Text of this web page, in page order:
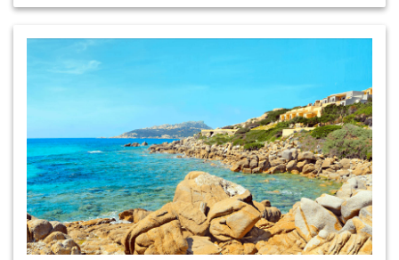
piacevole passeggiata con scorci panoramici
disposizione dei suoi ospiti ben quattro i ristoranti, tutti
con show-cooking. Il Gallura, il ristorante Spargi e le
Terrazze, che oltre ad un ottimo servizio di ristorazione
con buffet estremamente ricchi e vari (acqua e vino in
caraffa a volontà), offrono anche una splendida vista sul
mare. La “Griglia di Nettuno”, invece, accoglie gli ospiti
direttamente sull